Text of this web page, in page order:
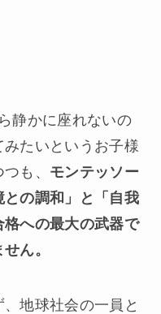
静かに座れないの
たいというお子様
も、 モンテッソー
との調和」と「自我
への最大の武器で
ん。
地球社会の一員と